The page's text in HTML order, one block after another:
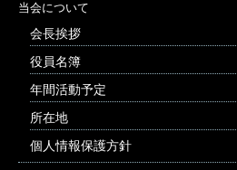
当会について
会長挨拶
役員名簿
年間活動予定
所在地
個人情報保護方針